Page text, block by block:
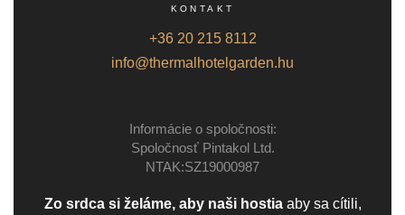
KONTAKT
+36 20 215 8112
info@thermalhotelgarden.hu
Informácie o spoločnosti:
Spoločnosť Pintakol Ltd.
NTAK:SZ19000987
Zo srdca si želáme, aby naši hostiaaby sa cítili,